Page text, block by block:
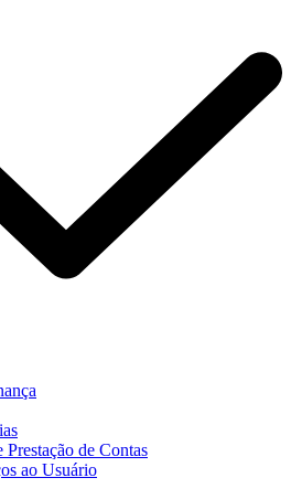
Prestação de Contas
ao Usuário